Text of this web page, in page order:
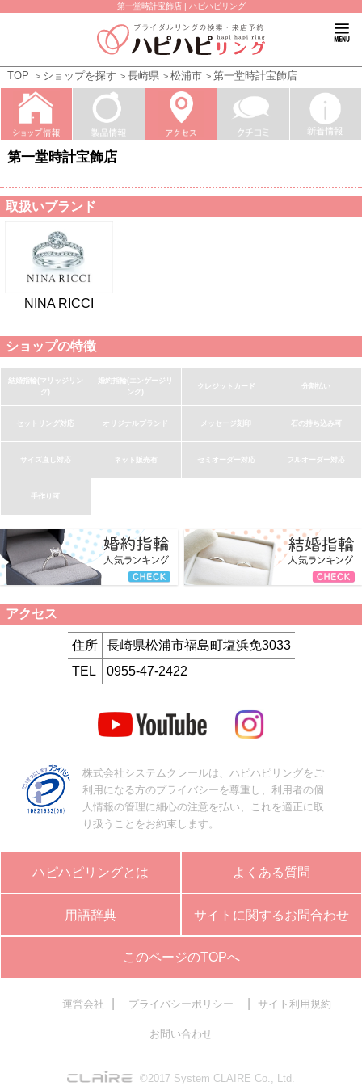
第一堂時計宝飾店 | ハピハピリング
TOP ショップを探す 長崎県 松浦市 第一堂時計宝飾店
第一堂時計宝飾店
取扱いブランド
NINA RICCI
ショップの特徴
結婚指輪(マリッジリン
グ)
婚約指輪(エンゲージリ
ング)
クレジットカード 分割払い
セットリング対応 オリジナルブランド メッセージ刻印 石の持ち込み可
サイズ直し対応 ネット販売有 セミオーダー対応 フルオーダー対応
手作り可
アクセス
住所
長崎県松浦市福島町塩浜免3033
TEL
0955-47-2422
株式会社システムクレールは、ハピハピリングをご
利用になる方のプライバシーを尊重し、利用者の個
人情報の管理に細心の注意を払い、これを適正に取
り扱うことをお約束します。
ハピハピリングとは よくある質問
用語辞典 サイトに関するお問合わせ
このページのTOPへ
運営会社 プライバシーポリシー サイト利用規約
お問い合わせ
©2017 System CLAIRE Co., Ltd.